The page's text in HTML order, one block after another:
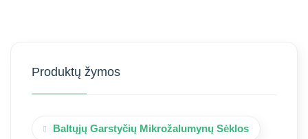
Produktų žymos
Baltųjų Garstyčių Mikrožalumynų Sėklos